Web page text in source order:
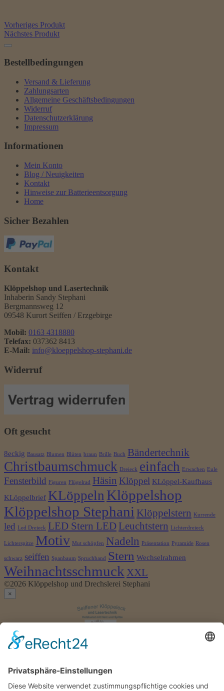
Vorheriges Produkt
Nächstes Produkt
Bestellbedingungen
Versand & Lieferung
Zahlungsarten
Allgemeine Geschäftsbedingungen
Widerruf
Datenschutzerklärung
Impressum
Informationen
Mein Konto
Blog / Neuigkeiten
Kontakt
Hinweise zur Batterieentsorgung
Home
Sicher Bezahlen
Kontakt
Klöppelshop und Lasertechnik
Inhaberin Sandy Stephani
Bergmannsweg 12
09548 Kurort Seiffen / Erzgebirge
Mobil: 0163 4318880
Telefax: 037362 8413
E-Mail: info@kloeppelshop-stephani.de
Widerruf
Oft gesucht
8eckig Bausatz Blumen Blüten braun Brille Buch Bändertechnik
Christbaumschmuck Dreieck einfach Erwachen Eule
Fensterbild Figuren Flügelrad Häsin Klöppel KLöppel-Kaufhaus
KLöppelbrief KLöppeln Klöppelshop
Klöppelshop Stephani Klöppelstern Kurrende
led Led Dreieck LED Stern LED Leuchtstern Lichterdreieck
Lichterspitze Motiv Mut schöpfen Nadeln Präsentation Pyramide Rosen
schwarz seiffen Spanbaum Spruchband Stern Wechselrahmen
Weihnachtsschmuck XXL
©2026 Klöppelshop und Drechslerei Stephani
×
Anmelden